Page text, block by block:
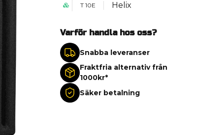
T 10E Helix
Varför handla hos oss?
Snabba leveranser
Fraktfria alternativ från
1000kr*
Säker betalning